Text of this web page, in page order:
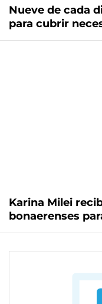
Nueve de cada
para cubrir
Karina Milei
bonaerenses